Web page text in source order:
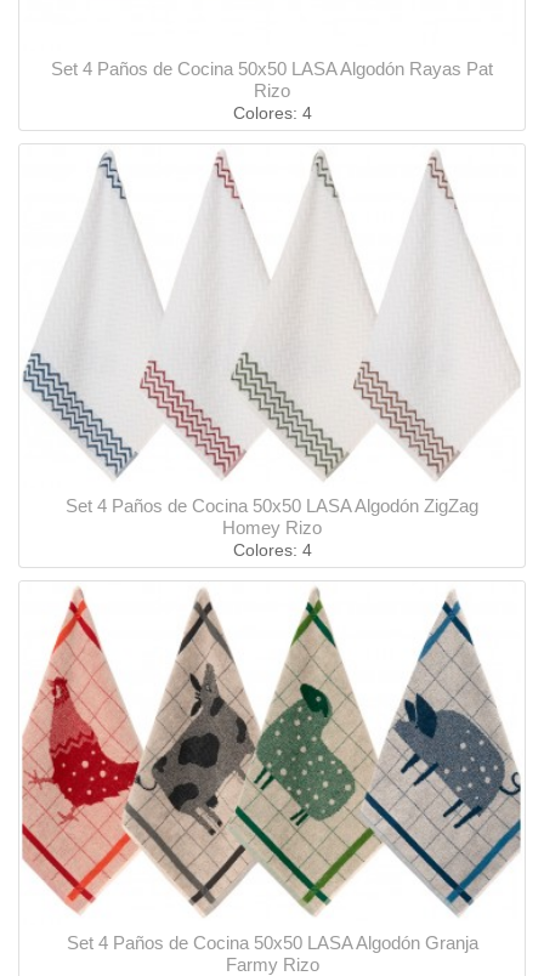
Set 4 Paños de Cocina 50x50 LASA Algodón Rayas Pat
Rizo
Colores: 4
Set 4 Paños de Cocina 50x50 LASA Algodón ZigZag
Homey Rizo
Colores: 4
Set 4 Paños de Cocina 50x50 LASA Algodón Granja
Farmy Rizo